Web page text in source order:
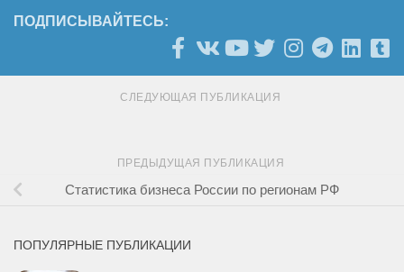
ПОДПИСЫВАЙТЕСЬ:
СЛЕДУЮЩАЯ ПУБЛИКАЦИЯ
ПРЕДЫДУЩАЯ ПУБЛИКАЦИЯ
Статистика бизнеса России по регионам РФ
ПОПУЛЯРНЫЕ ПУБЛИКАЦИИ